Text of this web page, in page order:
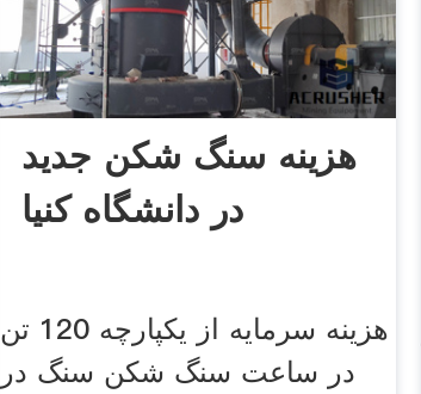
هزینه سنگ شکن جدید
در دانشگاه کنیا
هزینه سرمایه از یکپارچه 120 تن
در ساعت سنگ شکن سنگ در